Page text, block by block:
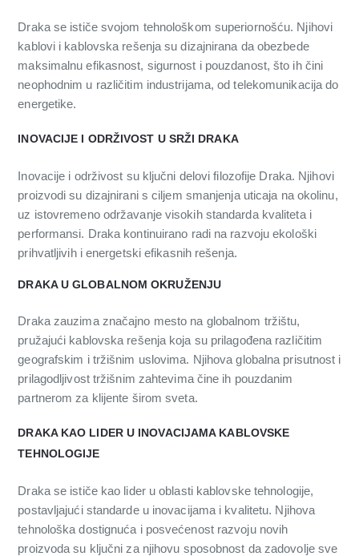
Draka se ističe svojom tehnološkom superiornošću. Njihovi
kablovi i kablovska rešenja su dizajnirana da obezbede
maksimalnu efikasnost, sigurnost i pouzdanost, što ih čini
neophodnim u različitim industrijama, od telekomunikacija do
energetike.
INOVACIJE I ODRŽIVOST U SRŽI DRAKA
Inovacije i održivost su ključni delovi filozofije Draka. Njihovi
proizvodi su dizajnirani s ciljem smanjenja uticaja na okolinu,
uz istovremeno održavanje visokih standarda kvaliteta i
performansi. Draka kontinuirano radi na razvoju ekološki
prihvatljivih i energetski efikasnih rešenja.
DRAKA U GLOBALNOM OKRUŽENJU
Draka zauzima značajno mesto na globalnom tržištu,
pružajući kablovska rešenja koja su prilagođena različitim
geografskim i tržišnim uslovima. Njihova globalna prisutnost i
prilagodljivost tržišnim zahtevima čine ih pouzdanim
partnerom za klijente širom sveta.
DRAKA KAO LIDER U INOVACIJAMA KABLOVSKE
TEHNOLOGIJE
Draka se ističe kao lider u oblasti kablovske tehnologije,
postavljajući standarde u inovacijama i kvalitetu. Njihova
tehnološka dostignuća i posvećenost razvoju novih
proizvoda su ključni za njihovu sposobnost da zadovolje sve